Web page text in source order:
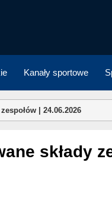
Kanały sportowe
| 24.06.2026